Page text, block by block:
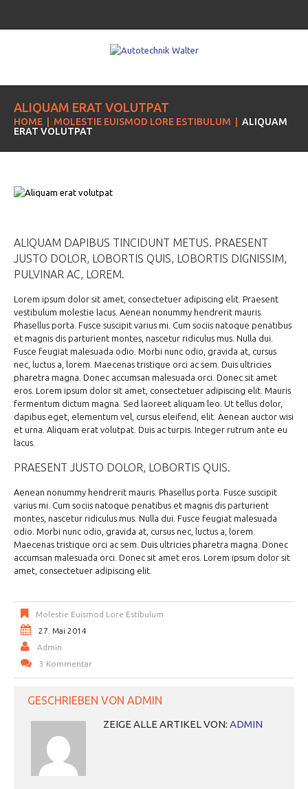
ALIQUAM ERAT VOLUTPAT
HOME MOLESTIE EUISMOD LORE ESTIBULUM
ALIQUAM
ERAT VOLUTPAT
ALIQUAM DAPIBUS TINCIDUNT METUS. PRAESENT
JUSTO DOLOR, LOBORTIS QUIS, LOBORTIS DIGNISSIM,
PULVINAR AC, LOREM.
Lorem ipsum dolor sit amet, consectetuer adipiscing elit. Praesent
vestibulum molestie lacus. Aenean nonummy hendrerit mauris.
Phasellus porta. Fusce suscipit varius mi. Cum sociis natoque penatibus
et magnis dis parturient montes, nascetur ridiculus mus. Nulla dui.
Fusce feugiat malesuada odio. Morbi nunc odio, gravida at, cursus
nec, luctus a, lorem. Maecenas tristique orci ac sem. Duis ultricies
pharetra magna. Donec accumsan malesuada orci. Donec sit amet
eros. Lorem ipsum dolor sit amet, consectetuer adipiscing elit. Mauris
fermentum dictum magna. Sed laoreet aliquam leo. Ut tellus dolor,
dapibus eget, elementum vel, cursus eleifend, elit. Aenean auctor wisi
et urna. Aliquam erat volutpat. Duis ac turpis. Integer rutrum ante eu
lacus.
PRAESENT JUSTO DOLOR, LOBORTIS QUIS.
Aenean nonummy hendrerit mauris. Phasellus porta. Fusce suscipit
varius mi. Cum sociis natoque penatibus et magnis dis parturient
montes, nascetur ridiculus mus. Nulla dui. Fusce feugiat malesuada
odio. Morbi nunc odio, gravida at, cursus nec, luctus a, lorem.
Maecenas tristique orci ac sem. Duis ultricies pharetra magna. Donec
accumsan malesuada orci. Donec sit amet eros. Lorem ipsum dolor sit
amet, consectetuer adipiscing elit.
Molestie Euismod Lore Estibulum
27. Mai 2014
Admin
3 Kommentar
GESCHRIEBEN VON ADMIN
ZEIGE ALLE ARTIKEL VON: ADMIN